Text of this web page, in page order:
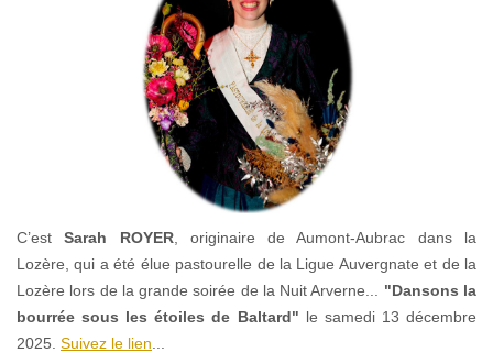
C’estSarah ROYER, originaire de Aumont-Aubrac dans la
Lozère, qui a été élue pastourelle de la Ligue Auvergnate et de la
Lozère lors de la grande soirée de la Nuit Arverne... "Dansons la
bourrée sous les étoiles de Baltard" le samedi 13 décembre
2025. Suivez le lien...